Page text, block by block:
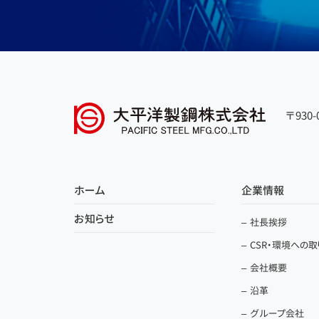
〒930-
ホーム
お知らせ
企業情報
社長挨拶
CSR・環境への
会社概要
沿革
グループ会社